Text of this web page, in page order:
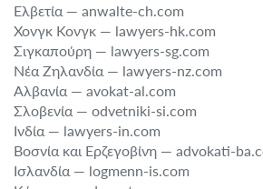
Ελβετία — anwalte-ch.com
Χονγκ Κονγκ — lawyers-hk.com
Σιγκαπούρη — lawyers-sg.com
Νέα Ζηλανδία — lawyers-nz.com
Αλβανία — avokat-al.com
Σλοβενία — odvetniki-si.com
Ινδία — lawyers-in.com
Βοσνία και Ερζεγοβίνη — advokati-
Ισλανδία — logmenn-is.com